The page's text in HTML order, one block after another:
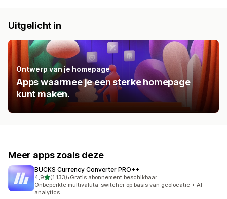
Uitgelicht in
Ontwerp van je homepage
Apps waarmee je een sterke homepage
kunt maken.
Meer apps zoals deze
BUCKS Currency Converter PRO++
4,9van 5 sterren
(1.133)
1133 recensies in totaal
•Gratis abonnement beschikbaar
Onbeperkte multivaluta-switcher op basis van geolocatie + AI-
analytics